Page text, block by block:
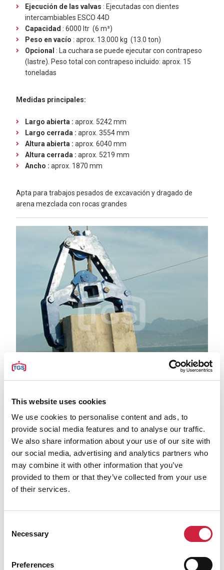
This website uses cookies
We use cookies to personalise content and ads, to
provide social media features and to analyse our traffic.
We also share information about your use of our site with
our social media, advertising and analytics partners who
may combine it with other information that you’ve
provided to them or that they’ve collected from your use
of their services.
Selection
Necessary
Preferences
Ejecución de las valvas : Ejecutadas con dientes
intercambiables ESCO 44D
Capacidad : 6000 ltr (6 m³)
Peso en vacío : aprox. 13.000 kg (13.0 ton)
Opcional : La cuchara se puede ejecutar con contrapeso
(lastre). Peso total con contrapeso incluido: aprox. 15
toneladas
Medidas principales:
Largo abierta : aprox. 5242 mm
Largo cerrada : aprox. 3554 mm
Altura abierta : aprox. 6040 mm
Altura cerrada : aprox. 5219 mm
Ancho : aprox. 1870 mm
Apta para trabajos pesados de excavación y dragado de
arena mezclada con rocas grandes
18330 1pza. Abrazadera de Bloque Mechanicós
de Dos Cables Vendido
Ejecución : Dos cuerdas para la manipulación de bloques
de hormigón Antifer / Acopode hasta máx. 12,7 toneladas
Capacidad : max. 5m3
Peso en vacío : 6300 kg (6,3 ton)
Diámetro de la cuerda de cierre
Altura de la pinza